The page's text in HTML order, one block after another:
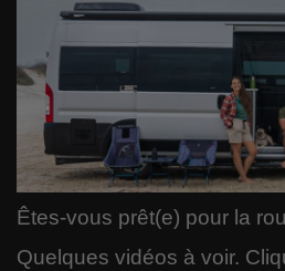
Actualité
Sciences
Santé
Langues
Êtes-vous prêt(e) pour la
Quelques vidéos à voir.